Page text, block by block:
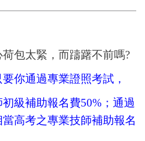
包太緊，而躊躇不前嗎?
你通過專業證照考試，
級補助報名費50%；通過
高考之專業技師補助報名